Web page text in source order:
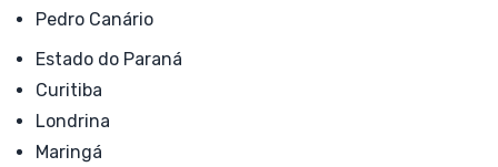
Pedro Canário
Estado do Paraná
Curitiba
Londrina
Maringá